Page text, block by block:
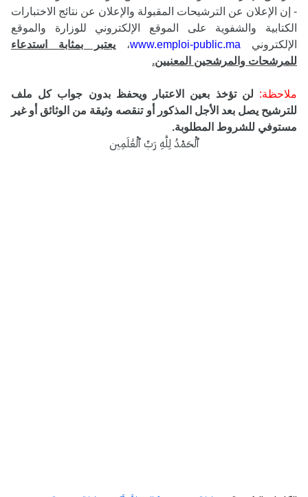
- إن الإعلان عن الترشيحات المقبولة والإعلان عن نتائج الاختبارات
الكتابية والشفوية على الموقع الإلكتروني للوزارة والموقع
الإلكتروني www.emploi-public.ma، يعتبر بمثابة استدعاء
للمرشحات والمرشحين المعنيين.
ملاحظة: لن تؤخذ بعين الاعتبار ويحفظ بدون جواب كل ملف
للترشيح يصل بعد الأجل المذكور أو تنقصه وثيقة من الوثائق أو غير
مستوفي للشروط المطلوبة.
ٱلْحَمْدُ لِلَّهِ رَبِّ ٱلْعَٰلَمِين